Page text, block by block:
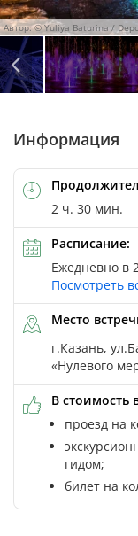
Автор: © Yuliya Baturina /
Автор: © Yuliya Baturina /
Информация
2 ч. 30 мин.
Расписание:
Ежедневно в
Посмотреть
Место
г.Казань,
«Нулевого
В стоимость
проезд на
гидом;
билет на